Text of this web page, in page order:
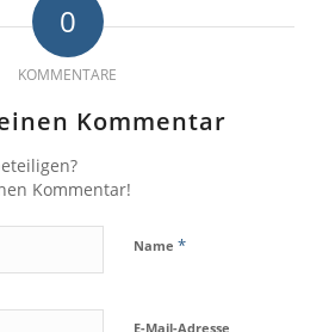
0
KOMMENTARE
Kommentar
Kommentar!
Name *
E-Mail-Adresse